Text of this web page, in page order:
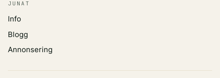
JUNAT
Info
Blogg
Annonsering